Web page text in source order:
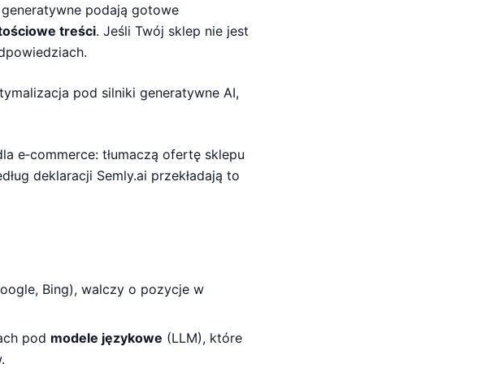
podają gotowe
treści. Jeśli Twój sklep nie jest
pod silniki generatywne AI,
e‑commerce: tłumaczą ofertę sklepu
deklaracji Semly.ai przekładają to
Bing), walczy o pozycje w
pod modele językowe (LLM), które